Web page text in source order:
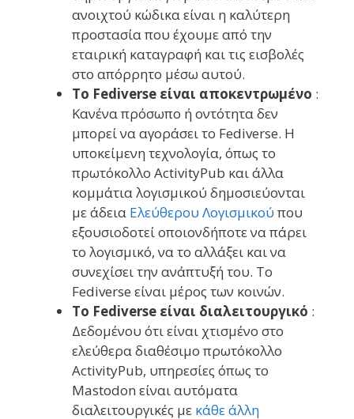
ανοιχτού κώδικα είναι η καλύτερη
προστασία που έχουμε από την
εταιρική καταγραφή και τις εισβολές
στο απόρρητο μέσω αυτού.
Το Fediverse είναι αποκεντρωμένο :
Κανένα πρόσωπο ή οντότητα δεν
μπορεί να αγοράσει το Fediverse. Η
υποκείμενη τεχνολογία, όπως το
πρωτόκολλο ActivityPub και άλλα
κομμάτια λογισμικού δημοσιεύονται
με άδεια Ελεύθερου Λογισμικού που
εξουσιοδοτεί οποιονδήποτε να πάρει
το λογισμικό, να το αλλάξει και να
συνεχίσει την ανάπτυξή του. Το
Fediverse είναι μέρος των κοινών.
Το Fediverse είναι διαλειτουργικό :
Δεδομένου ότι είναι χτισμένο στο
ελεύθερα διαθέσιμο πρωτόκολλο
ActivityPub, υπηρεσίες όπως το
Mastodon είναι αυτόματα
διαλειτουργικές με κάθε άλλη